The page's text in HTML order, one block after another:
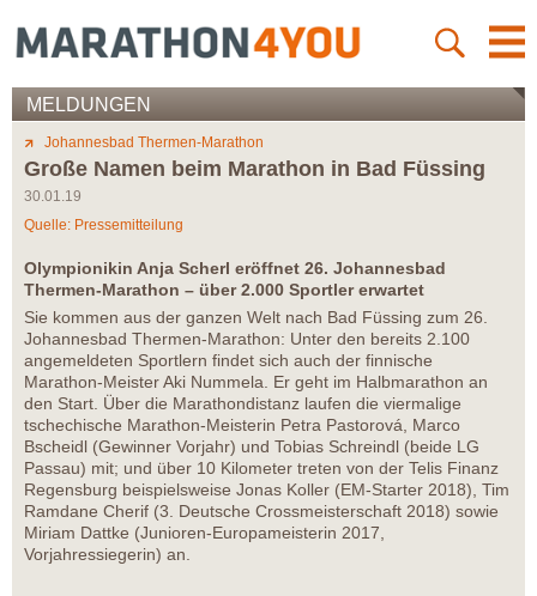
MELDUNGEN
Johannesbad Thermen-Marathon
Große Namen beim Marathon in Bad Füssing
30.01.19
Quelle: Pressemitteilung
Olympionikin Anja Scherl eröffnet 26. Johannesbad
Thermen-Marathon – über 2.000 Sportler erwartet
Sie kommen aus der ganzen Welt nach Bad Füssing zum 26.
Johannesbad Thermen-Marathon: Unter den bereits 2.100
angemeldeten Sportlern findet sich auch der finnische
Marathon-Meister Aki Nummela. Er geht im Halbmarathon an
den Start. Über die Marathondistanz laufen die viermalige
tschechische Marathon-Meisterin Petra Pastorová, Marco
Bscheidl (Gewinner Vorjahr) und Tobias Schreindl (beide LG
Passau) mit; und über 10 Kilometer treten von der Telis Finanz
Regensburg beispielsweise Jonas Koller (EM-Starter 2018), Tim
Ramdane Cherif (3. Deutsche Crossmeisterschaft 2018) sowie
Miriam Dattke (Junioren-Europameisterin 2017,
Vorjahressiegerin) an.